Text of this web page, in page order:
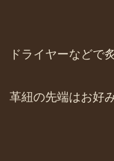
ドライヤーなどで
革紐の先端はお好